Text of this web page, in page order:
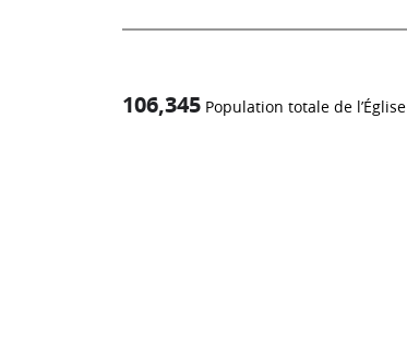
106,345 Population totale de l’Église